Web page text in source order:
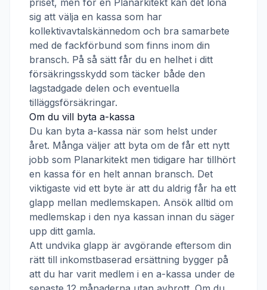
priset, men för en Planarkitekt kan det löna
sig att välja en kassa som har
kollektivavtalskännedom och bra samarbete
med de fackförbund som finns inom din
bransch. På så sätt får du en helhet i ditt
försäkringsskydd som täcker både den
lagstadgade delen och eventuella
tilläggsförsäkringar.
Om du vill byta a-kassa
Du kan byta a-kassa när som helst under
året. Många väljer att byta om de får ett nytt
jobb som Planarkitekt men tidigare har tillhört
en kassa för en helt annan bransch. Det
viktigaste vid ett byte är att du aldrig får ha ett
glapp mellan medlemskapen. Ansök alltid om
medlemskap i den nya kassan innan du säger
upp ditt gamla.
Att undvika glapp är avgörande eftersom din
rätt till inkomstbaserad ersättning bygger på
att du har varit medlem i en a-kassa under de